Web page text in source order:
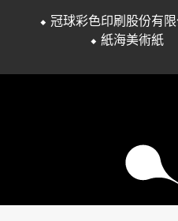
⬥ 冠球彩色印刷股份有
⬥ 紙海美術紙